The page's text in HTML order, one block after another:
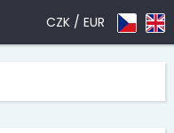
CZK / EUR